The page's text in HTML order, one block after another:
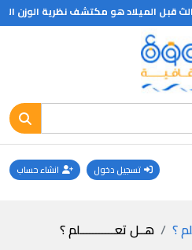
الميلاد هو مكتشف نظرية الوزن
تسجيل دخول انشاء حساب
؟ هــل تعـــــــــــلم ؟